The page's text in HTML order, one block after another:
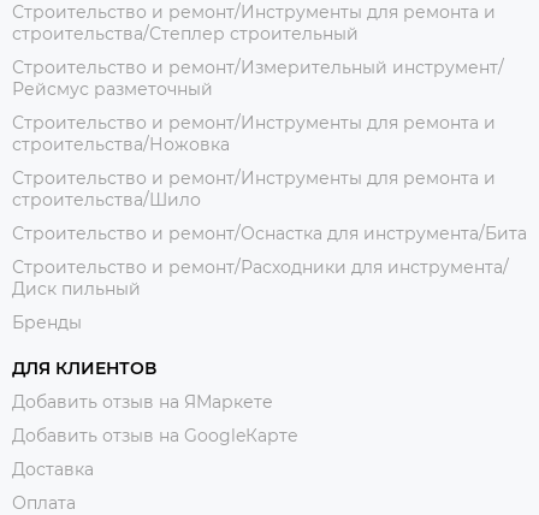
Строительство и ремонт/Инструменты для ремонта и
строительства/Степлер строительный
Строительство и ремонт/Измерительный инструмент/
Рейсмус разметочный
Строительство и ремонт/Инструменты для ремонта и
строительства/Ножовка
Строительство и ремонт/Инструменты для ремонта и
строительства/Шило
Строительство и ремонт/Оснастка для инструмента/Бита
Строительство и ремонт/Расходники для инструмента/
Диск пильный
Бренды
ДЛЯ КЛИЕНТОВ
Добавить отзыв на ЯМаркете
Добавить отзыв на GoogleКарте
Доставка
Оплата